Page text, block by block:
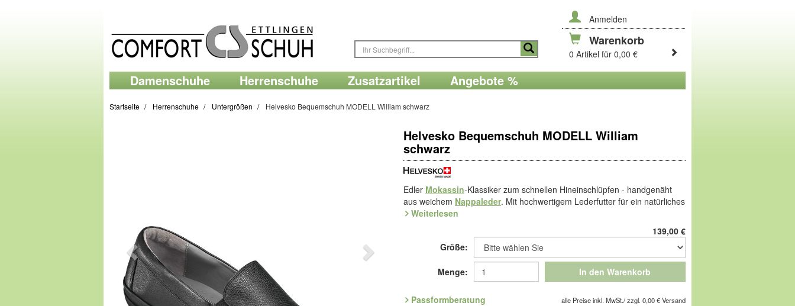
Anmelden
Warenkorb
0 Artikel für 0,00 €
Damenschuhe Herrenschuhe Zusatzartikel Angebote %
Startseite Herrenschuhe Untergrößen Helvesko Bequemschuh MODELL William schwarz
Helvesko Bequemschuh MODELL William
schwarz
Edler Mokassin-Klassiker zum schnellen Hineinschlüpfen - handgenäht
aus weichem Nappaleder. Mit hochwertigem Lederfutter für ein natürliches
Tragegefühl und Umschlagkragen. Elastische Dehnzonen geben sanften
Softprofil-Sohle aus leichtem TPU sorgt für gute Dämpfung und einen
sicheren Auftritt.
Ein echter Mokassin ist Schuhmacherkunst zum Verwöhnen. Das Leder
umhüllt am Stück den ganzen Fuß, auch unter der Sohle. Die aufwändige,
Weiterlesen
139,00 €
Größe:
Menge: In den Warenkorb
Passformberatung alle Preise inkl. MwSt./ zzgl. 0,00 € Versand